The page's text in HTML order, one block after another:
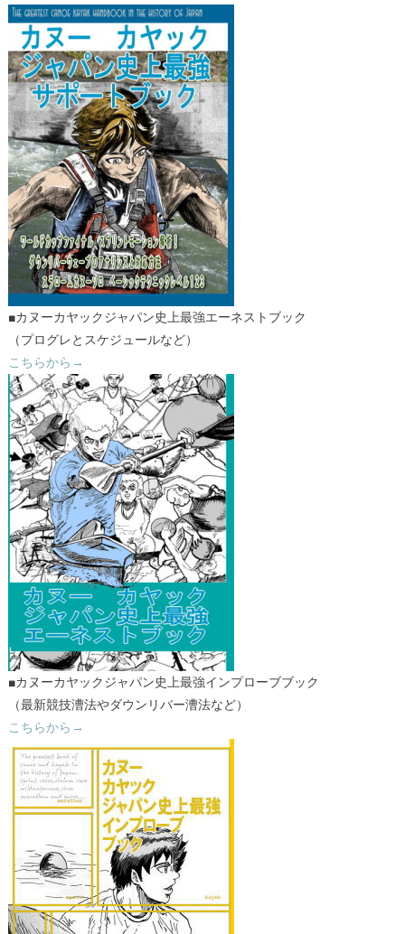
■カヌーカヤックジャパン史上最強エーネストブック
（プログレとスケジュールなど）
こちらから→
■カヌーカヤックジャパン史上最強インプローブブック
（最新競技漕法やダウンリバー漕法など）
こちらから→